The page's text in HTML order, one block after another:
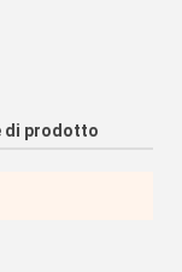
di prodotto